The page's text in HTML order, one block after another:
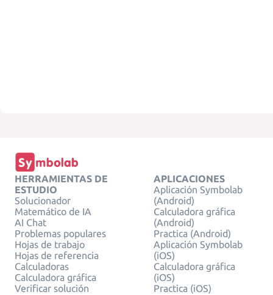
HERRAMIENTAS DE
ESTUDIO
Solucionador
Matemático de IA
AI Chat
Problemas populares
Hojas de trabajo
Hojas de referencia
Calculadoras
Calculadora gráfica
Verificar solución
APLICACIONES
Aplicación Symbolab
(Android)
Calculadora gráfica
(Android)
Practica (Android)
Aplicación Symbolab
(iOS)
Calculadora gráfica
(iOS)
Practica (iOS)